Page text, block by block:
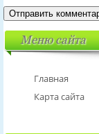
Меню сайта
Главная
Карта сайта